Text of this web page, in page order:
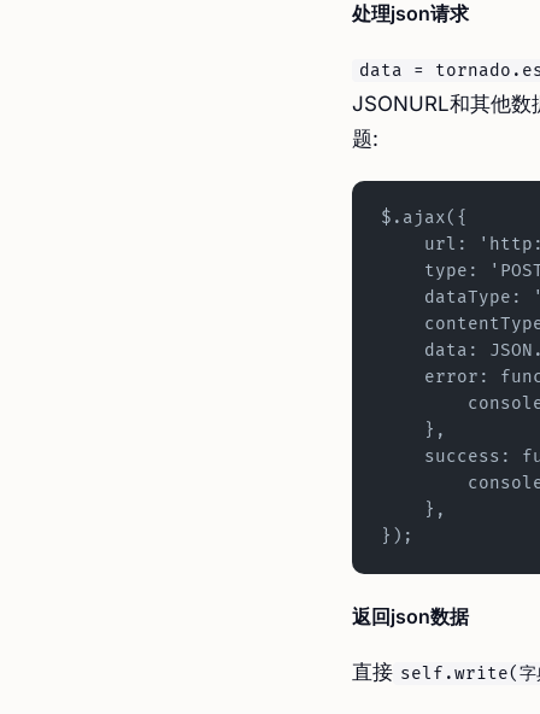
处理json请求
data =
JSONURL和其他数
题:
$.ajax({
url:
type:
data:
error:
    },
    },
});
返回json数据
直接 self.write(字